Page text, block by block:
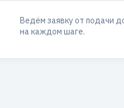
Ведём заявку от подачи
на каждом шаге.